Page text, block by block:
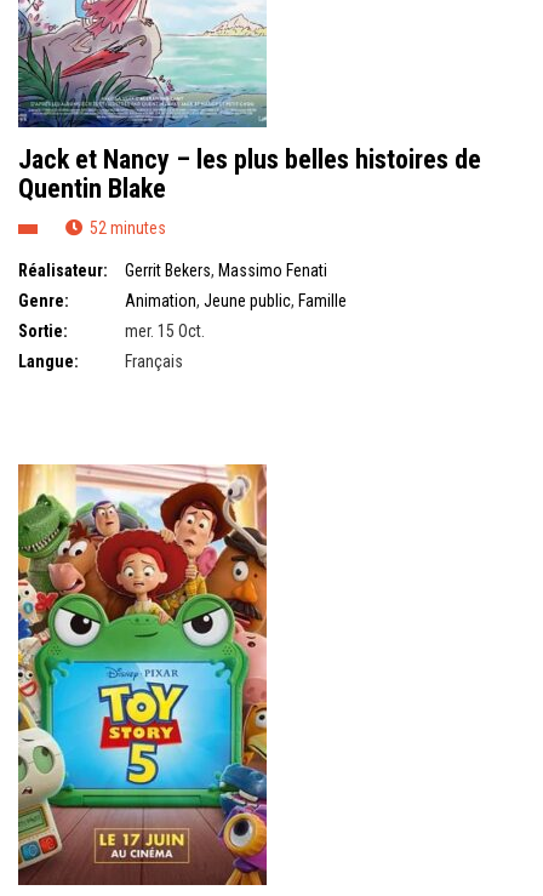
Jack et Nancy – les plus belles histoires de
Quentin Blake
52 minutes
Réalisateur: Gerrit Bekers, Massimo Fenati
Genre:
Animation, Jeune public, Famille
Sortie:
mer. 15 Oct.
Langue:
Français